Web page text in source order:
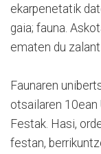
ekarpenetatik
gaia; fauna.
ematen du
Faunaren
otsailaren 10ean
Festak. Hasi,
festan,